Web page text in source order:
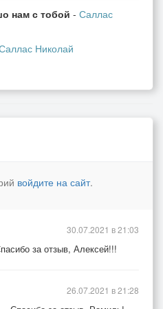
меж прохожих мы.
нам с тобой - Саллас
Николай
войдите на сайт.
за отзыв, Алексей!!!
30.07.2021 в 21:03
26.07.2021 в 21:28